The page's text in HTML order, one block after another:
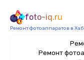
foto-iq.ru
Ремонт фотоаппаратов в
Ремонт